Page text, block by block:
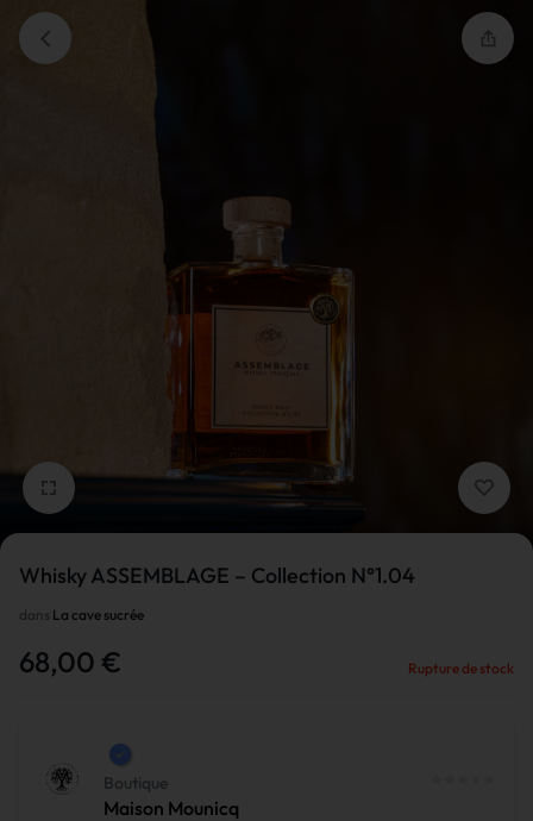
Whisky ASSEMBLAGE – Collection N°1.04
dans La cave sucrée
68,00 € Rupture de stock
Maison Mounicq
Boutique